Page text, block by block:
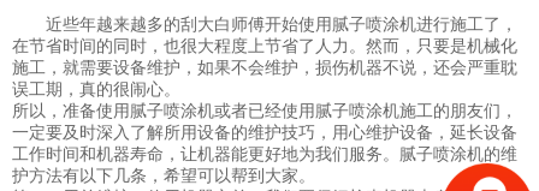
近些年越来越多的刮大白师傅开始使用腻子喷涂机进行施工了，
在节省时间的同时，也很大程度上节省了人力。然而，只要是机械化
施工，就需要设备维护，如果不会维护，损伤机器不说，还会严重耽
误工期，真的很闹心。
所以，准备使用腻子喷涂机或者已经使用腻子喷涂机施工的朋友们，
一定要及时深入了解所用设备的维护技巧，用心维护设备，延长设备
工作时间和机器寿命，让机器能更好地为我们服务。腻子喷涂机的维
护方法有以下几条，希望可以帮到大家。